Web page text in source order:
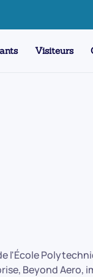
Visiteurs
Beyond Aero,